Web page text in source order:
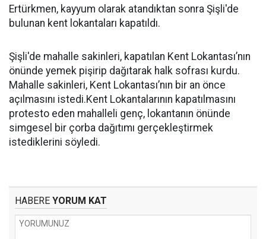
Ertürkmen, kayyum olarak atandıktan sonra Şişli'de
bulunan kent lokantaları kapatıldı.
Şişli'de mahalle sakinleri, kapatılan Kent Lokantası’nın
önünde yemek pişirip dağıtarak halk sofrası kurdu.
Mahalle sakinleri, Kent Lokantası’nın bir an önce
açılmasını istedi.Kent Lokantalarının kapatılmasını
protesto eden mahalleli genç, lokantanın önünde
simgesel bir çorba dağıtımı gerçekleştirmek
istediklerini söyledi.
HABERE YORUM KAT